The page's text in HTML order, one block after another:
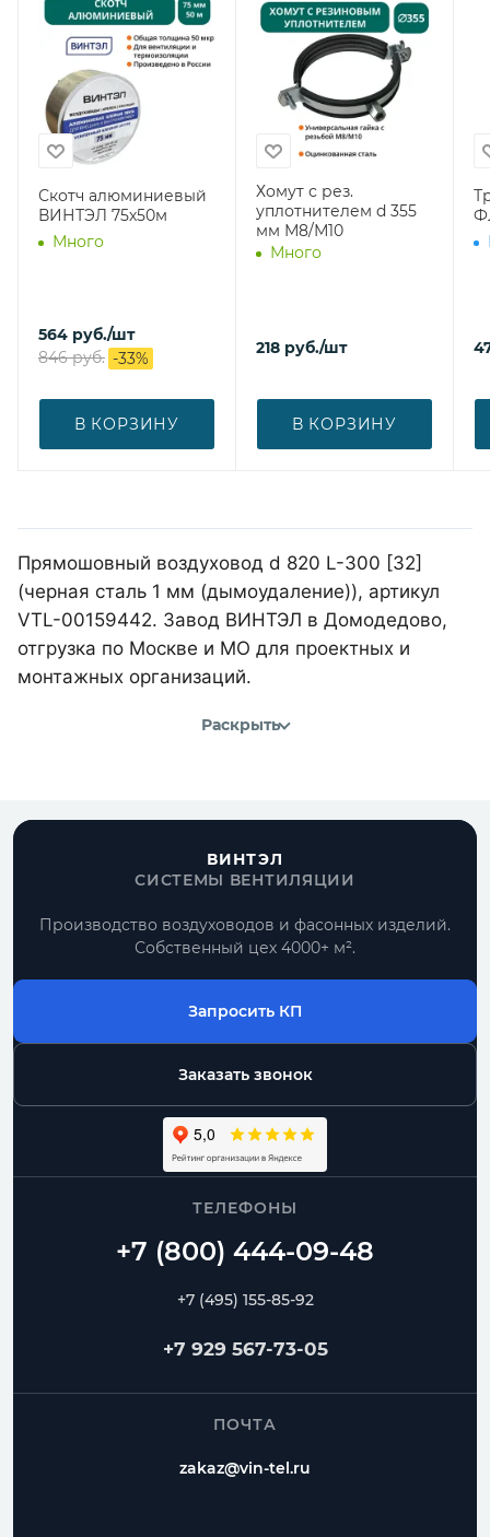
Скотч алюминиевый
ВИНТЭЛ 75х50м
Много
564 руб./шт
846руб. -33%
В КОРЗИНУ
Хомут с рез.
уплотнителем d 355
мм М8/М10
Много
218 руб./шт
В КОРЗИНУ
Прямошовный воздуховод d 820 L-300 [32]
(черная сталь 1 мм (дымоудаление)), артикул
VTL-00159442. Завод ВИНТЭЛ в Домодедово,
отгрузка по Москве и МО для проектных и
монтажных организаций.
Раскрыть
ВИНТЭЛ
СИСТЕМЫ ВЕНТИЛЯЦИИ
Производство воздуховодов и фасонных изделий.
Собственный цех 4000+ м².
Запросить КП
Заказать звонок
ТЕЛЕФОНЫ
+7 (495) 155-85-92
+7 929 567-73-05
ПОЧТА
zakaz@vin-tel.ru